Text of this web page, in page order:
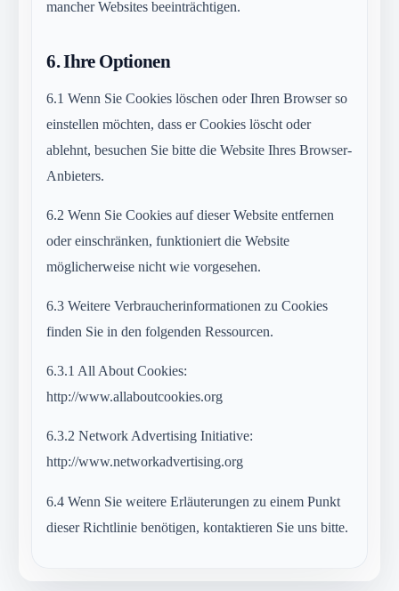
mancher Websites beeinträchtigen.
6.Ihre Optionen
6.1 Wenn Sie Cookies löschen oder Ihren Browser so
einstellen möchten, dass er Cookies löscht oder
ablehnt, besuchen Sie bitte die Website Ihres Browser-
Anbieters.
6.2 Wenn Sie Cookies auf dieser Website entfernen
oder einschränken, funktioniert die Website
möglicherweise nicht wie vorgesehen.
6.3 Weitere Verbraucherinformationen zu Cookies
finden Sie in den folgenden Ressourcen.
6.3.1 All About Cookies:
http://www.allaboutcookies.org
6.3.2 Network Advertising Initiative:
http://www.networkadvertising.org
6.4 Wenn Sie weitere Erläuterungen zu einem Punkt
dieser Richtlinie benötigen, kontaktieren Sie uns bitte.